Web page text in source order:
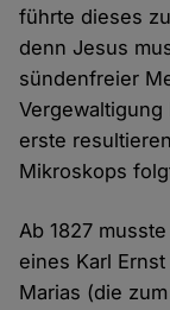
führte dieses
denn Jesus
sündenfreier
erste
Mikroskops
Ab 1827
eines Karl
Marias (die